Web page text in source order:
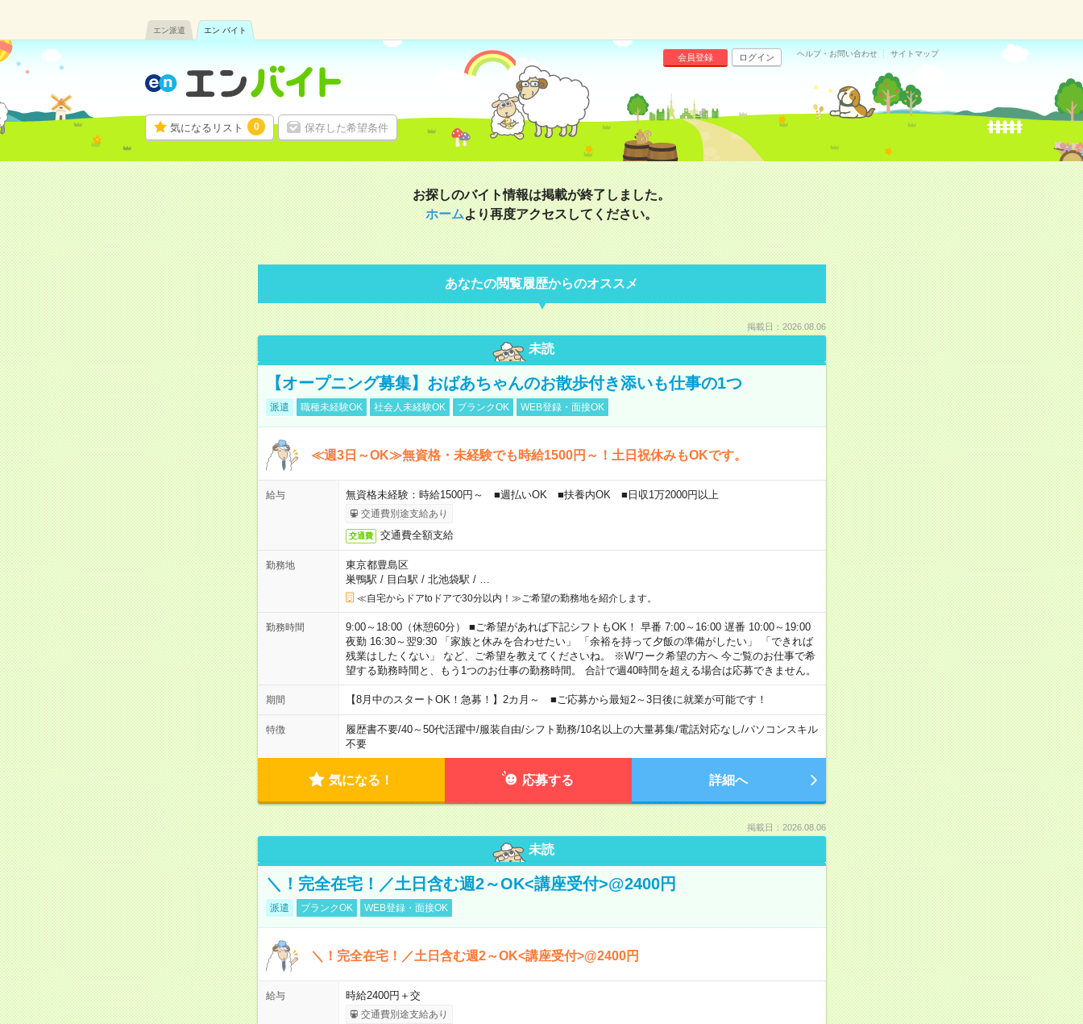
エン派遣 エン バイト
気になるリスト 0 保存した希望条件
会員登録 ログイン ヘルプ・お問い合わせ サイトマップ
お探しのバイト情報は掲載が終了しました。
ホームより再度アクセスしてください。
あなたの閲覧履歴からのオススメ
掲載日：2026.08.06
未読
【オープニング募集】おばあちゃんのお散歩付き添いも仕事の1つ
派遣 職種未経験OK 社会人未経験OK ブランクOK WEB登録・面接OK
≪週3日～OK≫無資格・未経験でも時給1500円～！土日祝休みもOKです。
給与 無資格未経験：時給1500円～ ■週払いOK ■扶養内OK ■日収1万2000円以上
交通費別途支給あり
交通費 交通費全額支給
勤務地
東京都豊島区
巣鴨駅 / 目白駅 / 北池袋駅 / …
≪自宅からドアtoドアで30分以内！≫ご希望の勤務地を紹介します。
勤務時間
9:00～18:00（休憩60分） ■ご希望があれば下記シフトもOK！ 早番 7:00～16:00 遅番 10:00～19:00
夜勤 16:30～翌9:30 「家族と休みを合わせたい」 「余裕を持って夕飯の準備がしたい」 「できれば
残業はしたくない」 など、ご希望を教えてくださいね。 ※Wワーク希望の方へ 今ご覧のお仕事で希
望する勤務時間と、もう1つのお仕事の勤務時間。 合計で週40時間を超える場合は応募できません。
期間 【8月中のスタートOK！急募！】2カ月～ ■ご応募から最短2～3日後に就業が可能です！
特徴 履歴書不要/40～50代活躍中/服装自由/シフト勤務/10名以上の大量募集/電話対応なし/パソコンスキル
不要
気になる！ 応募する 詳細へ
掲載日：2026.08.06
未読
＼！完全在宅！／土日含む週2～OK<講座受付>@2400円
派遣 ブランクOK WEB登録・面接OK
＼！完全在宅！／土日含む週2～OK<講座受付>@2400円
給与 時給2400円＋交
交通費別途支給あり